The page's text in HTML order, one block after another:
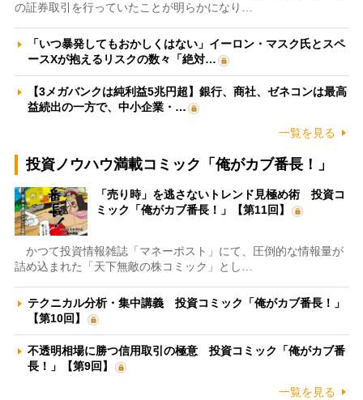
の証券取引を行っていたことが明らかになり…
「いつ暴発してもおかしくはない」イーロン・マスク氏とスペ
ースXが抱えるリスクの数々「絶対…
【3メガバンクは純利益5兆円超】銀行、商社、ゼネコンは最高
益続出の一方で、中小企業・…
一覧を見る
投資ノウハウ満載コミック「俺がカブ番長！」
「売り時」を逃さないトレンド見極め術 投資コ
ミック「俺がカブ番長！」【第11回】
かつて投資情報雑誌「マネーポスト」にて、圧倒的な情報量が
詰め込まれた「天下無敵の株コミック」とし…
テクニカル分析・集中講義 投資コミック「俺がカブ番長！」
【第10回】
不透明相場に勝つ信用取引の極意 投資コミック「俺がカブ番
長！」【第9回】
一覧を見る